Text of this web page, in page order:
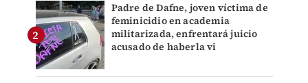
Padre de Dafne, joven víctima de
feminicidio en academia
militarizada, enfrentará juicio
acusado de haberla vi